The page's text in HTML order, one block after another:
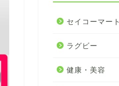
セイコーマート
ラグビー
健康・美容